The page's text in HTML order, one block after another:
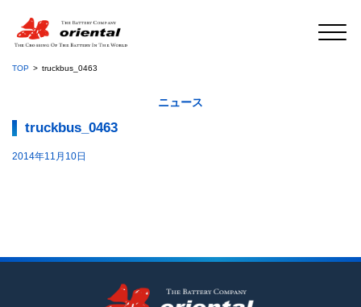
TOP truckbus_0463
ニュース
truckbus_0463
2014年11月10日